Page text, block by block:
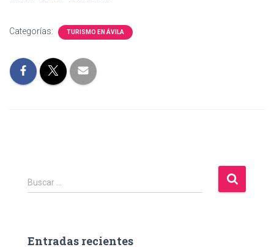
Categorías: TURISMO EN ÁVILA
B
u
r
Buscar …
Entradas recientes